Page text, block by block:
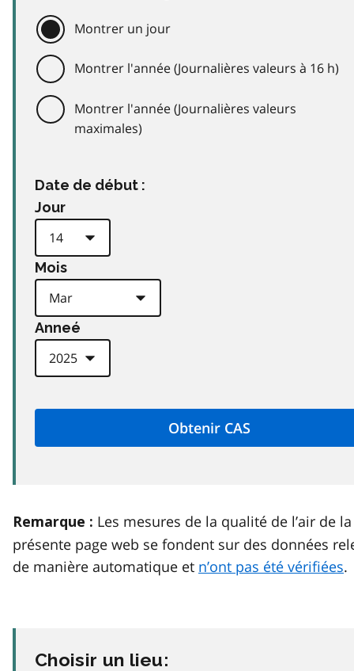
Montrer un jour
Montrer l'année (Journalières valeurs à 16 h)
Montrer l'année (Journalières valeurs
maximales)
Date de début :
Jour
Mois
Anneé
Remarque : Les mesures de la qualité de l’air de la
présente page web se fondent sur des données
de manière automatique et n’ont pas été vérifiées.
Choisir un lieu: